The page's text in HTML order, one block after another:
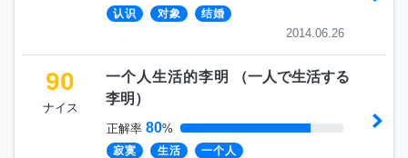
认识 对象 结婚
2014.06.26
90
ナイス
一个人生活的李明 （一人で生活する
李明 ）
正解率 80%
寂寞 生活 一个人